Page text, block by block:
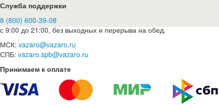
Служба поддержки
8 (800) 600-39-08
с 9:00 до 21:00, без выходных и перерыва на обед.
МСК: vazaro@vazaro.ru
СПБ: vazaro.spb@vazaro.ru
Принимаем к оплате